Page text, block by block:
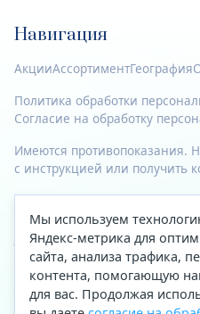
Навигация
АкцииАссортиментГеография
Политика обработки
Согласие на обработку
Имеются противопоказания.
с инструкцией или получить
© 2023—2026 Все права
Адрес
Архангельск, ул. Папанина,
автоцентра «Тойота»)
Мы используем
Яндекс-метрика для
сайта, анализа трафика,
контента, помогающую
для вас. Продолжая